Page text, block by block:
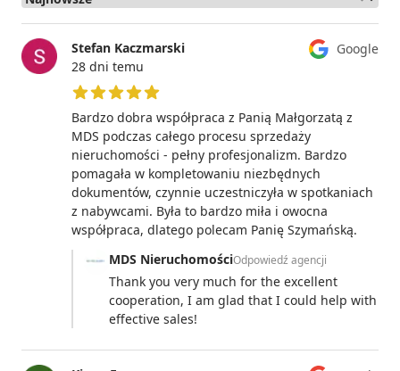
Google
Stefan Kaczmarski
28 dni temu
5 z 5 gwiazdek
Bardzo dobra współpraca z Panią Małgorzatą z
MDS podczas całego procesu sprzedaży
nieruchomości - pełny profesjonalizm. Bardzo
pomagała w kompletowaniu niezbędnych
dokumentów, czynnie uczestniczyła w spotkaniach
z nabywcami. Była to bardzo miła i owocna
współpraca, dlatego polecam Panię Szymańską.
MDS NieruchomościOdpowiedź agencji
Thank you very much for the excellent
cooperation, I am glad that I could help with
effective sales!